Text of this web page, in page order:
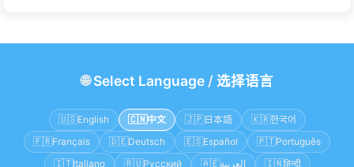
🌐Select Language/ 选择语言
🇺🇸English 🇨🇳 中文 🇯🇵日本語 🇰🇷한국어
🇫🇷Français 🇩🇪Deutsch 🇪🇸Español 🇵🇹Português
🇮🇹Italiano 🇷🇺Русский 🇦🇪العربية 🇮🇳हिन्दी